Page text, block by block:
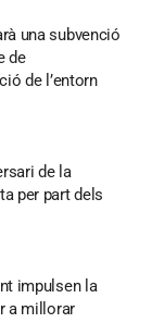
una subvenció
de
de l’entorn
de la
per part dels
impulsen la
a millorar